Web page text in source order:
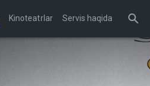
Kinoteatrlar Servis haqida